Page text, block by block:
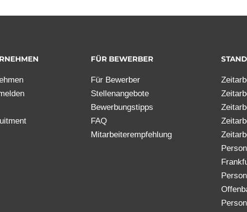
FÜR BEWERBER
Für Bewerber
Stellenangebote
Bewerbungstipps
FAQ
Mitarbeiterempfehlung